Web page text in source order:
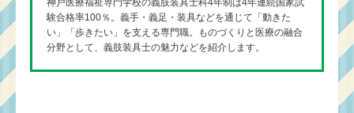
験合格率100％。義手・義足・装具などを通じて「動きた
い」「歩きたい」を支える専門職。ものづくりと医療の融合
分野として、義肢装具士の魅力などを紹介します。